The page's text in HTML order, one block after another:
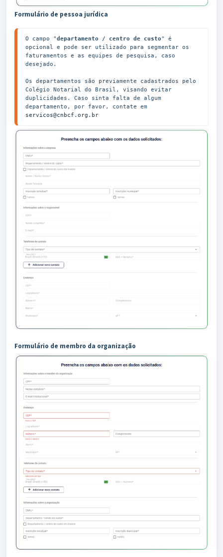
Formulário de pessoa jurídica
O campo "departamento / centro de custo" é
opcional e pode ser utilizado para segmentar os
faturamentos e as equipes de pesquisa, caso
desejado.
Os departamentos são previamente cadastrados pelo
Colégio Notarial do Brasil, visando evitar
duplicidades. Caso sinta falta de algum
servicos@cnbcf.org.br
Formulário de membro da organização